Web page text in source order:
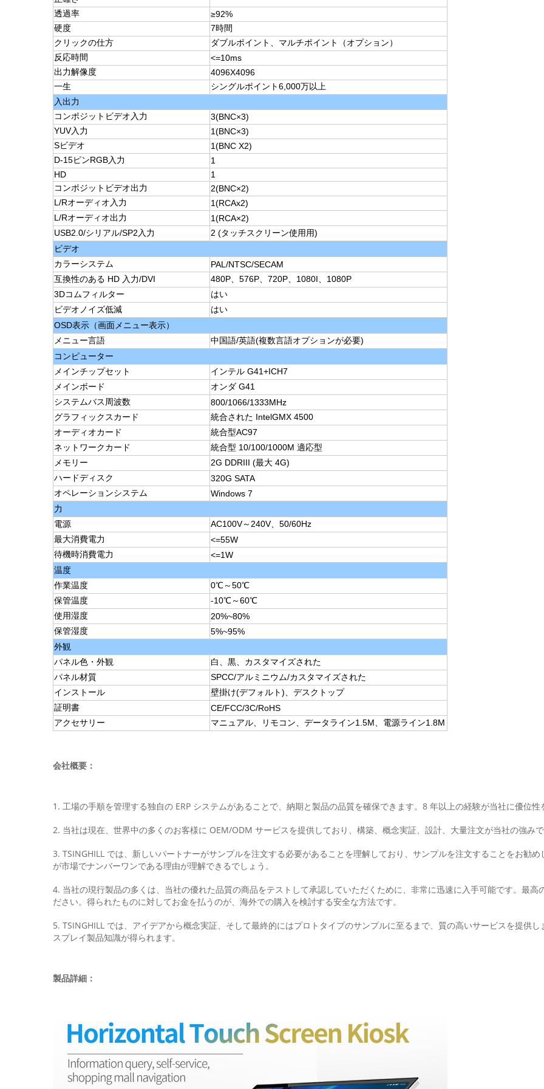
透過率
≥92%
硬度
7時間
クリックの仕方
ダブルポイント、マルチポイント（オプション）
反応時間
<=10ms
出力解像度
4096X4096
一生
シングルポイント6,000万以上
入出力
コンポジットビデオ入力
3(BNC×3)
YUV入力
1(BNC×3)
Sビデオ
1(BNC X2)
D-15ピンRGB入力
1
HD
1
コンポジットビデオ出力
2(BNC×2)
L/Rオーディオ入力
1(RCAx2)
L/Rオーディオ出力
1(RCA×2)
USB2.0/シリアル/SP2入力
2 (タッチスクリーン使用用)
ビデオ
カラーシステム
PAL/NTSC/SECAM
互換性のある HD 入力/DVI
480P、576P、720P、1080I、1080P
3Dコムフィルター
はい
ビデオノイズ低減
はい
OSD表示（画面メニュー表示）
メニュー言語
中国語/英語(複数言語オプションが必要)
コンピューター
メインチップセット
インテル G41+ICH7
メインボード
オンダ G41
システムバス周波数
800/1066/1333MHz
グラフィックスカード
統合された IntelGMX 4500
オーディオカード
統合型AC97
ネットワークカード
統合型 10/100/1000M 適応型
メモリー
2G DDRIII (最大 4G)
ハードディスク
320G SATA
オペレーションシステム
Windows 7
力
電源
AC100V～240V、50/60Hz
最大消費電力
<=55W
待機時消費電力
<=1W
温度
作業温度
0℃～50℃
保管温度
-10℃～60℃
使用湿度
20%~80%
保管湿度
5%~95%
外観
パネル色・外観
白、黒、カスタマイズされた
パネル材質
SPCC/アルミニウム/カスタマイズされた
インストール
壁掛け(デフォルト)、デスクトップ
証明書
CE/FCC/3C/RoHS
アクセサリー
マニュアル、リモコン、データライン1.5M、電源ライン1.8M
会社概要：
1. 工場の手順を管理する独自の ERP システムがあることで、納期と製品の品質を確保できます。8 年以上の経験が当社に優位性
2. 当社は現在、世界中の多くのお客様に OEM/ODM サービスを提供しており、構築、概念実証、設計、大量注文が当社の強みで
3. TSINGHILL では、新しいパートナーがサンプルを注文する必要があることを理解しており、サンプルを注文することをお勧
が市場でナンバーワンである理由が理解できるでしょう。
4. 当社の現行製品の多くは、当社の優れた品質の商品をテストして承認していただくために、非常に迅速に入手可能です。最高
ださい。得られたものに対してお金を払うのが、海外での購入を検討する安全な方法です。
5. TSINGHILL では、アイデアから概念実証、そして最終的にはプロトタイプのサンプルに至るまで、質の高いサービスを提供
スプレイ製品知識が得られます。
製品詳細：